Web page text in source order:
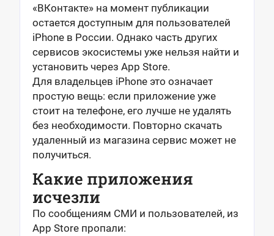
«ВКонтакте» на момент публикации
остается доступным для пользователей
iPhone в России. Однако часть других
сервисов экосистемы уже нельзя найти и
установить через App Store.
Для владельцев iPhone это означает
простую вещь: если приложение уже
стоит на телефоне, его лучше не удалять
без необходимости. Повторно скачать
удаленный из магазина сервис может не
получиться.
Какие приложения
исчезли
По сообщениям СМИ и пользователей, из
App Store пропали: